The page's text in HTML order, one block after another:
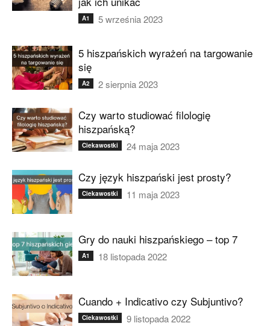
A1 5 września 2023
5 hiszpańskich wyrażeń na targowanie
się
A2 2 sierpnia 2023
Czy warto studiować filologię
hiszpańską?
Ciekawostki 24 maja 2023
Czy język hiszpański jest prosty?
Ciekawostki 11 maja 2023
Gry do nauki hiszpańskiego – top 7
A1 18 listopada 2022
Cuando + Indicativo czy Subjuntivo?
Ciekawostki 9 listopada 2022